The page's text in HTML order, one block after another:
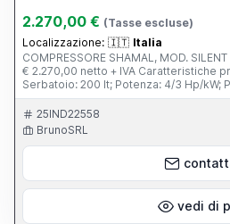
2.270,00 € (Tasse escluse)
Localizzazione: 🇮🇹 Italia
COMPRESSORE SHAMAL, MOD. SILENT
€ 2.270,00 netto + IVA Caratteristiche principali: Gruppo: K25;
Serbatoio: 200 lt; Potenza: 4/3 Hp/kW; Pressione max: 11/160
bar/PSI; Cilindri: 2; N° giri: 1200; Aria aspirata: 495/17,5 l/min / CFM;
Tensione frequenza: 400/50 Volt/Hz; Peso: 160 Kg; Dimensioni:
1450x730x1500. Per maggiori informazioni rivolgersi ad
Alessandro. Numero diretto: 346/
interno 3 da 0175/390508.
25IND22558
BrunoSRL
vedi di